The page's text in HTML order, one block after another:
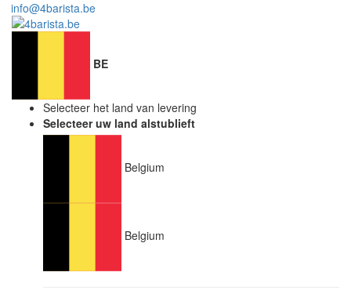
info@4barista.be
BE
Selecteer het land van levering
Selecteer uw land alstublieft
Belgium
Belgium